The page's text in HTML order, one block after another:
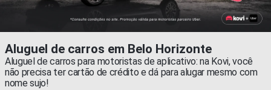
Aluguel de carros em Belo Horizonte
Aluguel de carros para motoristas de aplicativo: na Kovi, você
não precisa ter cartão de crédito e dá para alugar mesmo com
nome sujo!